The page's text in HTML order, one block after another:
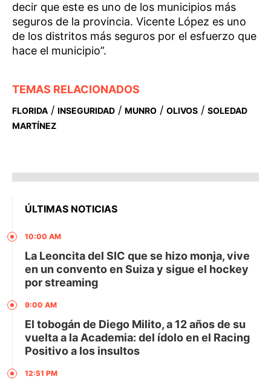
decir que este es uno de los municipios más
seguros de la provincia. Vicente López es uno
de los distritos más seguros por el esfuerzo que
hace el municipio”.
TEMAS RELACIONADOS
FLORIDA / INSEGURIDAD / MUNRO / OLIVOS / SOLEDAD
MARTÍNEZ
ÚLTIMAS NOTICIAS
10:00 AM
La Leoncita del SIC que se hizo monja, vive
en un convento en Suiza y sigue el hockey
por streaming
9:00 AM
El tobogán de Diego Milito, a 12 años de su
vuelta a la Academia: del ídolo en el Racing
Positivo a los insultos
12:51 PM